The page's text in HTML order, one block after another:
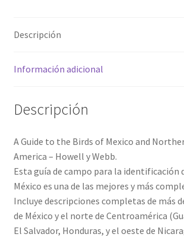
Howell
Webb
Descripción
Información adicional
Descripción
A Guide to the Birds of Mexico and
America – Howell y Webb.
Esta guía de campo para la identificación
México es una de las mejores y más
Incluye descripciones completas de más
de México y el norte de Centroamérica
El Salvador, Honduras, y el oeste de